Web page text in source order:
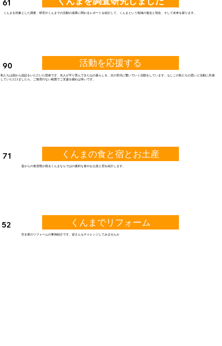
空き家のリフォームの事例紹介です。皆さんもチャレンジしてみませんか
くんまでリフォーム
52
昔からの食習慣が残るくんまならではの素朴な食やお土産と宿を紹介します。
71 くんまの食と宿とお土産
私たちは国から認証をいただいた団体です。先人が守り育んできた山の暮らしを、次の世代に繋いでいく活動をしています。もしこの私たちの思いと活動に共感
していただけましたら、ご無理のない範囲でご支援を賜れば幸いです。
90 活動を応援する
​くんまを対象とした調査・研究やくんまでの活動の成果に関わるレポートを紹介して、くんまという地域の過去と現在、そして未来を探ります。
61